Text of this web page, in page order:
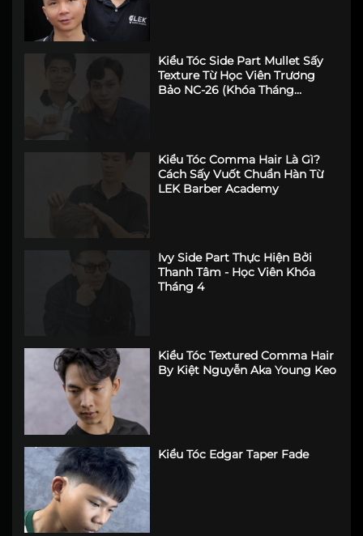
Kiểu Tóc Side Part Mullet Sấy
Texture Từ Học Viên Trương
Bảo NC-26 (Khóa Tháng
Kiểu Tóc Comma Hair Là Gì?
Cách Sấy Vuốt Chuẩn Hàn Từ
LEK Barber Academy
Ivy Side Part Thực Hiện Bởi
Thanh Tâm - Học Viên Khóa
Tháng 4
Kiểu Tóc Textured Comma Hair
By Kiệt Nguyễn Aka Young Keo
Kiểu Tóc Edgar Taper Fade